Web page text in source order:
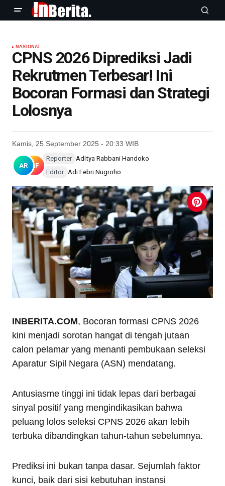
NASIONAL
CPNS 2026 Diprediksi Jadi
Rekrutmen Terbesar! Ini
Bocoran Formasi dan Strategi
Lolosnya
Kamis, 25 September 2025 - 20:33 WIB
AR AF
Reporter Aditya Rabbani Handoko
Editor Adi Febri Nugroho
INBERITA.COM, Bocoran formasi CPNS 2026
kini menjadi sorotan hangat di tengah jutaan
calon pelamar yang menanti pembukaan seleksi
Aparatur Sipil Negara (ASN) mendatang.
Antusiasme tinggi ini tidak lepas dari berbagai
sinyal positif yang mengindikasikan bahwa
peluang lolos seleksi CPNS 2026 akan lebih
terbuka dibandingkan tahun-tahun sebelumnya.
Prediksi ini bukan tanpa dasar. Sejumlah faktor
kunci, baik dari sisi kebutuhan instansi